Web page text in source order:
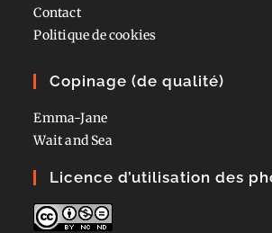
Contact
Politique de cookies
Copinage (de qualité)
Emma-Jane
Wait and Sea
Licence d’utilisation des